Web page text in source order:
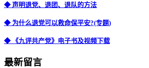
◆ 声明退党、退团、退队的方法
◆ 为什么退党可以救命保平安?(专题)
◆ 《九评共产党》电子书及视频下载
最新留言